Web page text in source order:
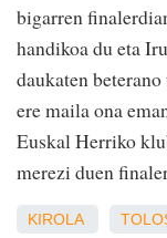
bigarren
handikoa du eta
daukaten
ere maila ona
Euskal Herriko
merezi duen
KIROLA